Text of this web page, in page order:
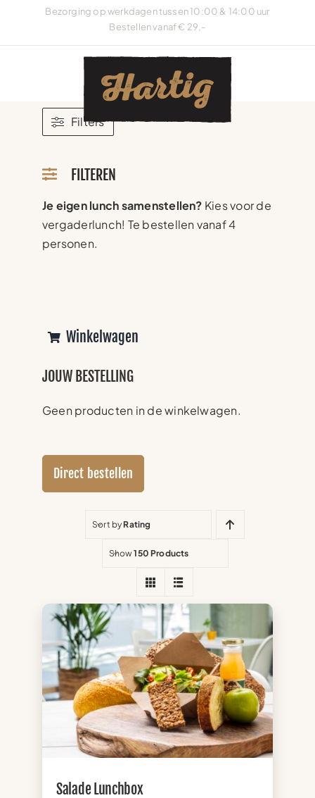
Bezorging op werkdagen tussen 10:00 & 14:00 uur
Bestellen vanaf € 29,-
Filters
FILTEREN
Je eigen lunch samenstellen? Kies voor de
vergaderlunch! Te bestellen vanaf 4
personen.
Winkelwagen
JOUW BESTELLING
Geen producten in de winkelwagen.
Direct bestellen
Sort byRating
Show150 Products
Salade Lunchbox